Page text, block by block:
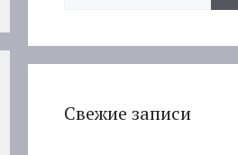
Свежие записи